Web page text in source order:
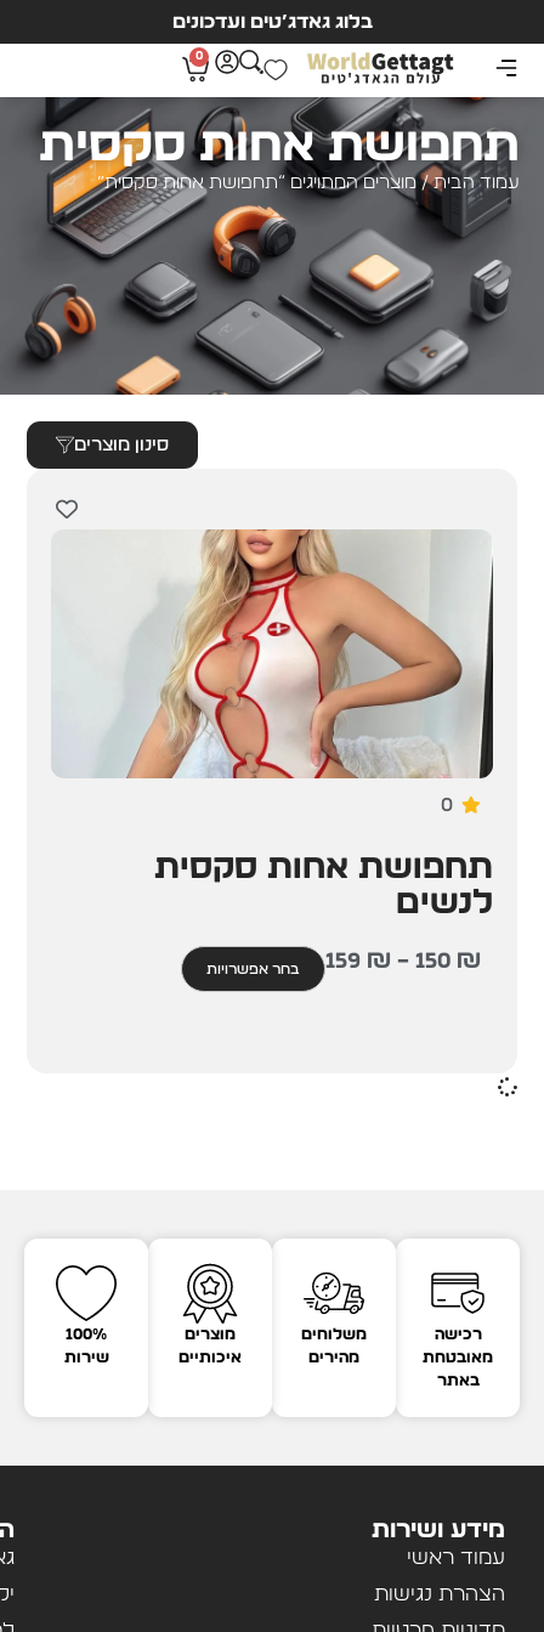
בלוג גאדג’טים ועדכונים
0
תחפושת אחות סקסית
עמוד הבית/ מוצרים המתויגים “תחפושת אחות סקסית”
סינון מוצרים
0
תחפושת אחות סקסית
לנשים
150 ₪
–
159 ₪ בחר אפשרויות
רכישה
מאובטחת
באתר
משלוחים
מהירים
מוצרים
איכותיים
100%
שירות
מידע ושירות
עמוד ראשי
הצהרת נגישות